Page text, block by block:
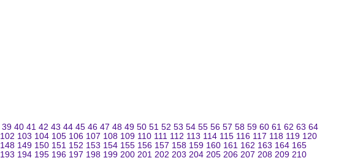
39 40 41 42 43 44 45 46 47 48 49 50 51 52 53 54 55 56 57 58 59 60 61 62 63 64
102 103 104 105 106 107 108 109 110 111 112 113 114 115 116 117 118 119 120
148 149 150 151 152 153 154 155 156 157 158 159 160 161 162 163 164 165
193 194 195 196 197 198 199 200 201 202 203 204 205 206 207 208 209 210